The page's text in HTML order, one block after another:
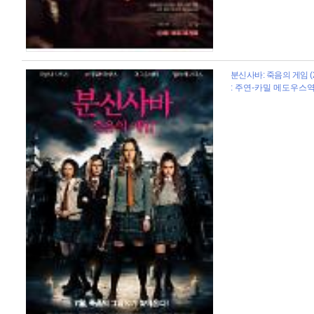
분신사바: 죽음의 게임
: 주연-카밀 메도우스역